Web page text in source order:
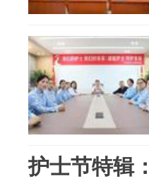
护士节特辑